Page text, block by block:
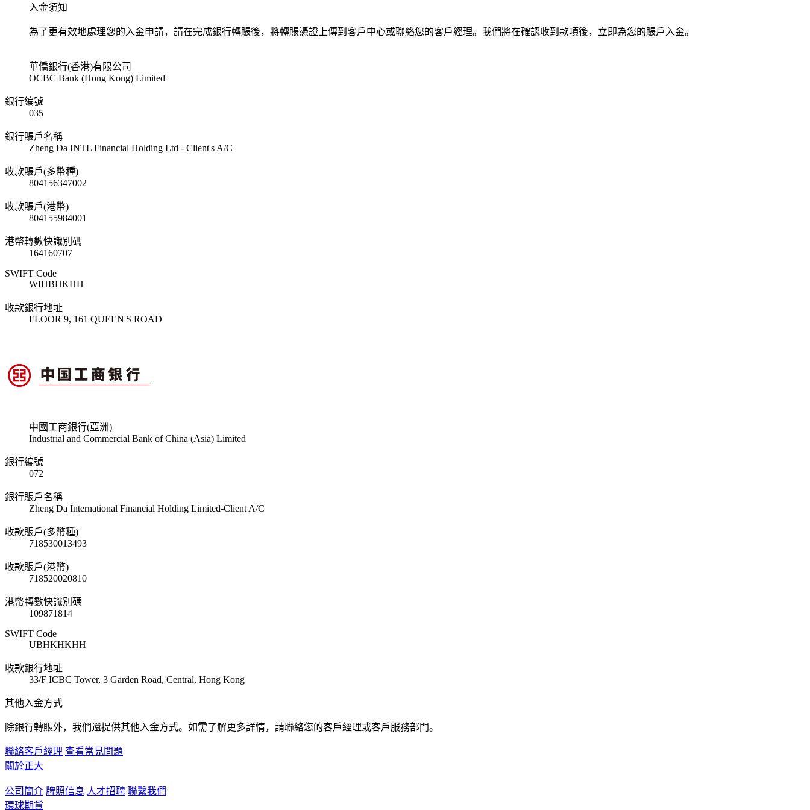
入金須知
為了更有效地處理您的入金申請，請在完成銀行轉賬後，將轉賬憑證上傳到客戶中心或聯絡您的客戶經理。我們將在確認收到款項後，立即為您的賬戶入金。
華僑銀行(香港)有限公司
OCBC Bank (Hong Kong) Limited
銀行編號
035
銀行賬戶名稱
Zheng Da INTL Financial Holding Ltd - Client's A/C
收款賬戶(多幣種)
804156347002
收款賬戶(港幣)
804155984001
港幣轉數快識別碼
164160707
SWIFT Code
WIHBHKHH
收款銀行地址
FLOOR 9, 161 QUEEN'S ROAD
中國工商銀行(亞洲)
Industrial and Commercial Bank of China (Asia) Limited
銀行編號
072
銀行賬戶名稱
Zheng Da International Financial Holding Limited-Client A/C
收款賬戶(多幣種)
718530013493
收款賬戶(港幣)
718520020810
港幣轉數快識別碼
109871814
SWIFT Code
UBHKHKHH
收款銀行地址
33/F ICBC Tower, 3 Garden Road, Central, Hong Kong
其他入金方式
除銀行轉賬外，我們還提供其他入金方式。如需了解更多詳情，請聯絡您的客戶經理或客戶服務部門。
聯絡客戶經理 查看常見問題
關於正大
公司簡介 牌照信息 人才招聘 聯繫我們
環球期貨